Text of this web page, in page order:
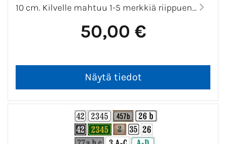
10 cm. Kilvelle mahtuu 1-5 merkkiä riippuen...
50,00 €